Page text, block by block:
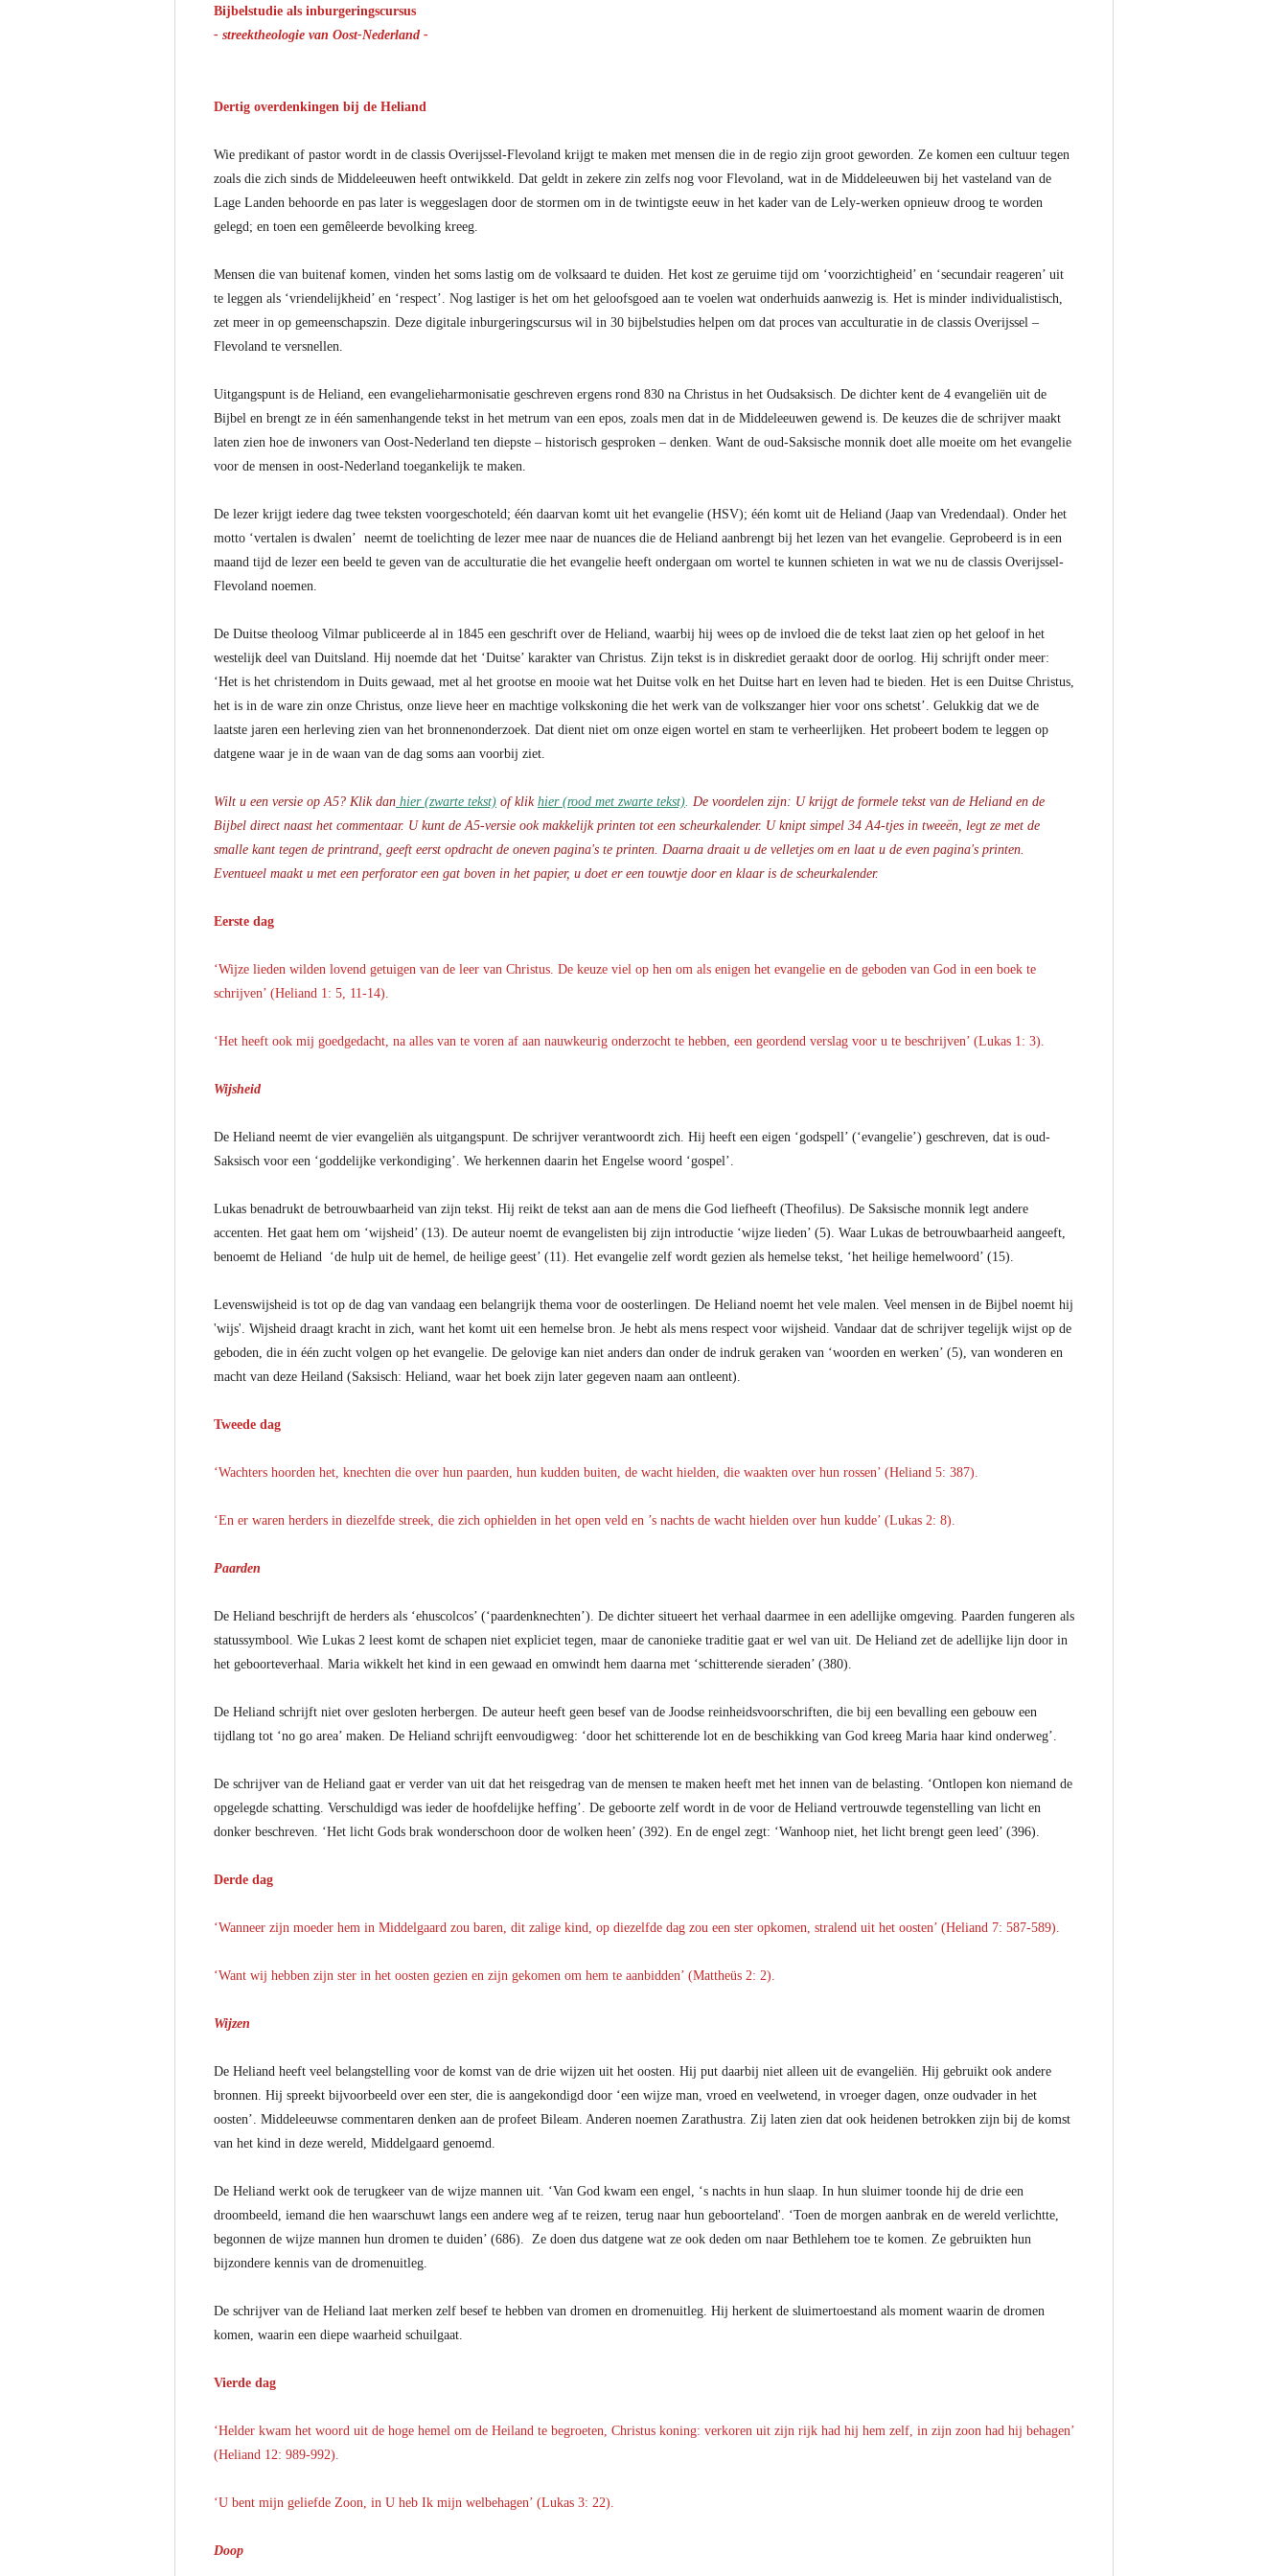
Bijbelstudie als inburgeringscursus
- streektheologie van Oost-Nederland -
Dertig overdenkingen bij de Heliand
Wie predikant of pastor wordt in de classis Overijssel-Flevoland krijgt te maken met mensen die in de regio zijn groot geworden. Ze komen een cultuur tegen
zoals die zich sinds de Middeleeuwen heeft ontwikkeld. Dat geldt in zekere zin zelfs nog voor Flevoland, wat in de Middeleeuwen bij het vasteland van de
Lage Landen behoorde en pas later is weggeslagen door de stormen om in de twintigste eeuw in het kader van de Lely-werken opnieuw droog te worden
gelegd; en toen een gemêleerde bevolking kreeg.
Mensen die van buitenaf komen, vinden het soms lastig om de volksaard te duiden. Het kost ze geruime tijd om ‘voorzichtigheid’ en ‘secundair reageren’ uit
te leggen als ‘vriendelijkheid’ en ‘respect’. Nog lastiger is het om het geloofsgoed aan te voelen wat onderhuids aanwezig is. Het is minder individualistisch,
zet meer in op gemeenschapszin. Deze digitale inburgeringscursus wil in 30 bijbelstudies helpen om dat proces van acculturatie in de classis Overijssel –
Flevoland te versnellen.
Uitgangspunt is de Heliand, een evangelieharmonisatie geschreven ergens rond 830 na Christus in het Oudsaksisch. De dichter kent de 4 evangeliën uit de
Bijbel en brengt ze in één samenhangende tekst in het metrum van een epos, zoals men dat in de Middeleeuwen gewend is. De keuzes die de schrijver maakt
laten zien hoe de inwoners van Oost-Nederland ten diepste – historisch gesproken – denken. Want de oud-Saksische monnik doet alle moeite om het evangelie
voor de mensen in oost-Nederland toegankelijk te maken.
De lezer krijgt iedere dag twee teksten voorgeschoteld; één daarvan komt uit het evangelie (HSV); één komt uit de Heliand (Jaap van Vredendaal). Onder het
motto ‘vertalen is dwalen’ neemt de toelichting de lezer mee naar de nuances die de Heliand aanbrengt bij het lezen van het evangelie. Geprobeerd is in een
maand tijd de lezer een beeld te geven van de acculturatie die het evangelie heeft ondergaan om wortel te kunnen schieten in wat we nu de classis Overijssel-
Flevoland noemen.
De Duitse theoloog Vilmar publiceerde al in 1845 een geschrift over de Heliand, waarbij hij wees op de invloed die de tekst laat zien op het geloof in het
westelijk deel van Duitsland. Hij noemde dat het ‘Duitse’ karakter van Christus. Zijn tekst is in diskrediet geraakt door de oorlog. Hij schrijft onder meer:
‘Het is het christendom in Duits gewaad, met al het grootse en mooie wat het Duitse volk en het Duitse hart en leven had te bieden. Het is een Duitse Christus,
het is in de ware zin onze Christus, onze lieve heer en machtige volkskoning die het werk van de volkszanger hier voor ons schetst’. Gelukkig dat we de
laatste jaren een herleving zien van het bronnenonderzoek. Dat dient niet om onze eigen wortel en stam te verheerlijken. Het probeert bodem te leggen op
datgene waar je in de waan van de dag soms aan voorbij ziet.
Wilt u een versie op A5? Klik dan hier (zwarte tekst) of klik hier (rood met zwarte tekst). De voordelen zijn: U krijgt de formele tekst van de Heliand en de
Bijbel direct naast het commentaar. U kunt de A5-versie ook makkelijk printen tot een scheurkalender. U knipt simpel 34 A4-tjes in tweeën, legt ze met de
smalle kant tegen de printrand, geeft eerst opdracht de oneven pagina's te printen. Daarna draait u de velletjes om en laat u de even pagina's printen.
Eventueel maakt u met een perforator een gat boven in het papier, u doet er een touwtje door en klaar is de scheurkalender.
Eerste dag
‘Wijze lieden wilden lovend getuigen van de leer van Christus. De keuze viel op hen om als enigen het evangelie en de geboden van God in een boek te
schrijven’ (Heliand 1: 5, 11-14).
‘Het heeft ook mij goedgedacht, na alles van te voren af aan nauwkeurig onderzocht te hebben, een geordend verslag voor u te beschrijven’ (Lukas 1: 3).
Wijsheid
De Heliand neemt de vier evangeliën als uitgangspunt. De schrijver verantwoordt zich. Hij heeft een eigen ‘godspell’ (‘evangelie’) geschreven, dat is oud-
Saksisch voor een ‘goddelijke verkondiging’. We herkennen daarin het Engelse woord ‘gospel’.
Lukas benadrukt de betrouwbaarheid van zijn tekst. Hij reikt de tekst aan aan de mens die God liefheeft (Theofilus). De Saksische monnik legt andere
accenten. Het gaat hem om ‘wijsheid’ (13). De auteur noemt de evangelisten bij zijn introductie ‘wijze lieden’ (5). Waar Lukas de betrouwbaarheid aangeeft,
benoemt de Heliand ‘de hulp uit de hemel, de heilige geest’ (11). Het evangelie zelf wordt gezien als hemelse tekst, ‘het heilige hemelwoord’ (15).
Levenswijsheid is tot op de dag van vandaag een belangrijk thema voor de oosterlingen. De Heliand noemt het vele malen. Veel mensen in de Bijbel noemt hij
'wijs'. Wijsheid draagt kracht in zich, want het komt uit een hemelse bron. Je hebt als mens respect voor wijsheid. Vandaar dat de schrijver tegelijk wijst op de
geboden, die in één zucht volgen op het evangelie. De gelovige kan niet anders dan onder de indruk geraken van ‘woorden en werken’ (5), van wonderen en
macht van deze Heiland (Saksisch: Heliand, waar het boek zijn later gegeven naam aan ontleent).
Tweede dag
‘Wachters hoorden het, knechten die over hun paarden, hun kudden buiten, de wacht hielden, die waakten over hun rossen’ (Heliand 5: 387).
‘En er waren herders in diezelfde streek, die zich ophielden in het open veld en ’s nachts de wacht hielden over hun kudde’ (Lukas 2: 8).
Paarden
De Heliand beschrijft de herders als ‘ehuscolcos’ (‘paardenknechten’). De dichter situeert het verhaal daarmee in een adellijke omgeving. Paarden fungeren als
statussymbool. Wie Lukas 2 leest komt de schapen niet expliciet tegen, maar de canonieke traditie gaat er wel van uit. De Heliand zet de adellijke lijn door in
het geboorteverhaal. Maria wikkelt het kind in een gewaad en omwindt hem daarna met ‘schitterende sieraden’ (380).
De Heliand schrijft niet over gesloten herbergen. De auteur heeft geen besef van de Joodse reinheidsvoorschriften, die bij een bevalling een gebouw een
tijdlang tot ‘no go area’ maken. De Heliand schrijft eenvoudigweg: ‘door het schitterende lot en de beschikking van God kreeg Maria haar kind onderweg’.
De schrijver van de Heliand gaat er verder van uit dat het reisgedrag van de mensen te maken heeft met het innen van de belasting. ‘Ontlopen kon niemand de
opgelegde schatting. Verschuldigd was ieder de hoofdelijke heffing’. De geboorte zelf wordt in de voor de Heliand vertrouwde tegenstelling van licht en
donker beschreven. ‘Het licht Gods brak wonderschoon door de wolken heen’ (392). En de engel zegt: ‘Wanhoop niet, het licht brengt geen leed’ (396).
Derde dag
‘Wanneer zijn moeder hem in Middelgaard zou baren, dit zalige kind, op diezelfde dag zou een ster opkomen, stralend uit het oosten’ (Heliand 7: 587-589).
‘Want wij hebben zijn ster in het oosten gezien en zijn gekomen om hem te aanbidden’ (Mattheüs 2: 2).
Wijzen
De Heliand heeft veel belangstelling voor de komst van de drie wijzen uit het oosten. Hij put daarbij niet alleen uit de evangeliën. Hij gebruikt ook andere
bronnen. Hij spreekt bijvoorbeeld over een ster, die is aangekondigd door ‘een wijze man, vroed en veelwetend, in vroeger dagen, onze oudvader in het
oosten’. Middeleeuwse commentaren denken aan de profeet Bileam. Anderen noemen Zarathustra. Zij laten zien dat ook heidenen betrokken zijn bij de komst
van het kind in deze wereld, Middelgaard genoemd.
De Heliand werkt ook de terugkeer van de wijze mannen uit. ‘Van God kwam een engel, ‘s nachts in hun slaap. In hun sluimer toonde hij de drie een
droombeeld, iemand die hen waarschuwt langs een andere weg af te reizen, terug naar hun geboorteland'. ‘Toen de morgen aanbrak en de wereld verlichtte,
begonnen de wijze mannen hun dromen te duiden’ (686). Ze doen dus datgene wat ze ook deden om naar Bethlehem toe te komen. Ze gebruikten hun
bijzondere kennis van de dromenuitleg.
De schrijver van de Heliand laat merken zelf besef te hebben van dromen en dromenuitleg. Hij herkent de sluimertoestand als moment waarin de dromen
komen, waarin een diepe waarheid schuilgaat.
Vierde dag
‘Helder kwam het woord uit de hoge hemel om de Heiland te begroeten, Christus koning: verkoren uit zijn rijk had hij hem zelf, in zijn zoon had hij behagen’
(Heliand 12: 989-992).
‘U bent mijn geliefde Zoon, in U heb Ik mijn welbehagen’ (Lukas 3: 22).
Doop